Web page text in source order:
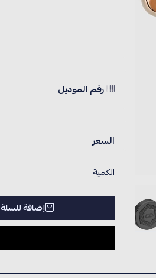
رقم الموديل
السعر
الكمية
إضافة للسلة